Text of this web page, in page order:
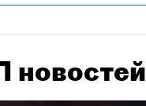
новостей